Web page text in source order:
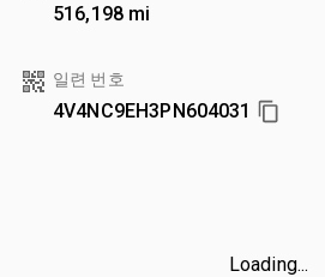
516,198 mi
일련 번호
4V4NC9EH3PN604031
Loading...